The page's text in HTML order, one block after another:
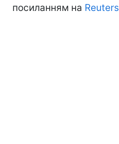
посиланням на Reuters